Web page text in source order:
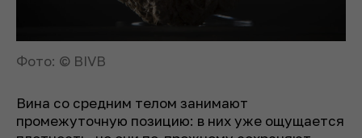
Фото: © BIVB
Вина со средним телом занимают
промежуточную позицию: в них уже ощущается